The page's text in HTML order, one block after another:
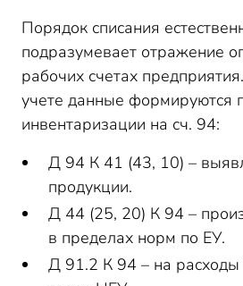
Порядок списания
подразумевает отражение
рабочих счетах
учете данные формируются
инвентаризации на сч. 94:
Д 94 К 41 (43, 10) –
продукции.
Д 44 (25, 20) К 94 –
в пределах норм по ЕУ.
Д 91.2 К 94 – на расходы